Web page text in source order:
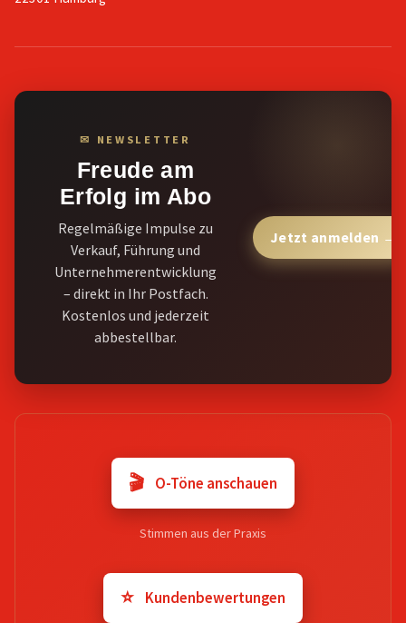
✉ NEWSLETTER
Freude am
Erfolg im Abo
Regelmäßige Impulse zu
Verkauf, Führung und
Unternehmerentwicklung
– direkt in Ihr Postfach.
Kostenlos und jederzeit
abbestellbar.
Jetzt anmelden →
🎬 O-Töne anschauen
Stimmen aus der Praxis
⭐ Kundenbewertungen